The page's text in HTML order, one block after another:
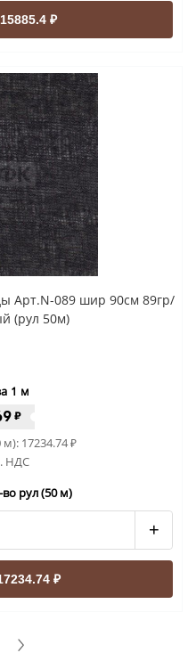
15885.4 ₽
Арт.N-089 шир 90см 89гр/
(рул 50м)
1 м
₽
м): 17234.74₽
НДС
рул (50 м)
+
₽